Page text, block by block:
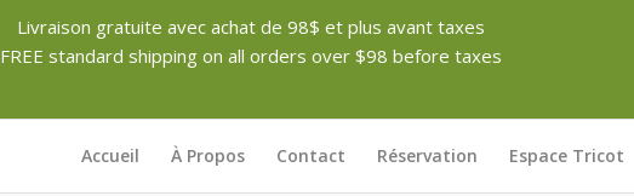
Livraison gratuite avec achat de 98$ et plus avant taxes
FREE standard shipping on all orders over $98 before taxes
Accueil À Propos Contact Réservation Espace Tricot